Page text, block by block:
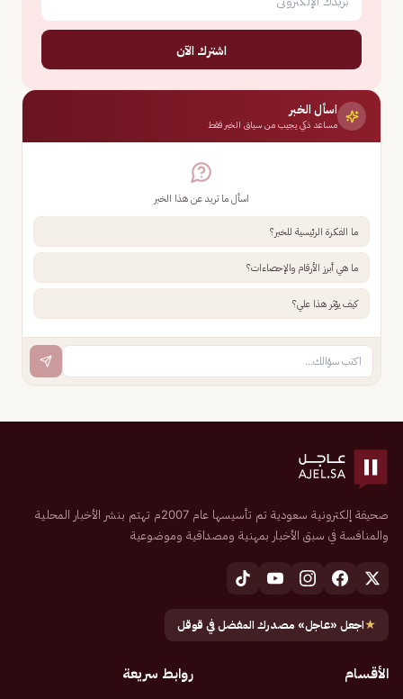
اشترك الآن
اسأل الخبر
مساعد ذكي يجيب من سياق الخبر فقط
اسأل ما تريد عن هذا الخبر
ما الفكرة الرئيسية للخبر؟
ما هي أبرز الأرقام والإحصاءات؟
كيف يؤثر هذا علي؟
صحيفة إلكترونية سعودية تم تأسيسها عام 2007م تهتم بنشر الأخبار المحلية
والمنافسة في سبق الأخبار بمهنية ومصداقية وموضوعية
★اجعل «عاجل» مصدرك المفضل في قوقل
الأقسام روابط سريعة